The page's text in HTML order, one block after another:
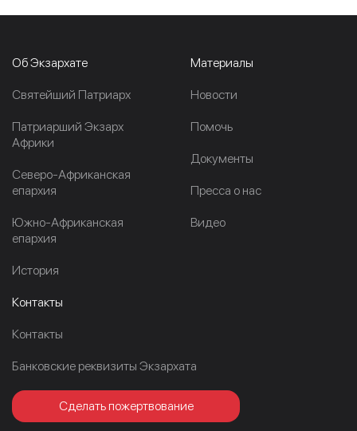
Об Экзархате
Cвятейший Патриарх
Патриарший Экзарх
Африки
Северо-Африканская
епархия
Южно-Африканская
епархия
История
Материалы
Новости
Помочь
Документы
Пресса о нас
Видео
Контакты
Контакты
Банковские реквизиты Экзархата
Сделать пожертвование